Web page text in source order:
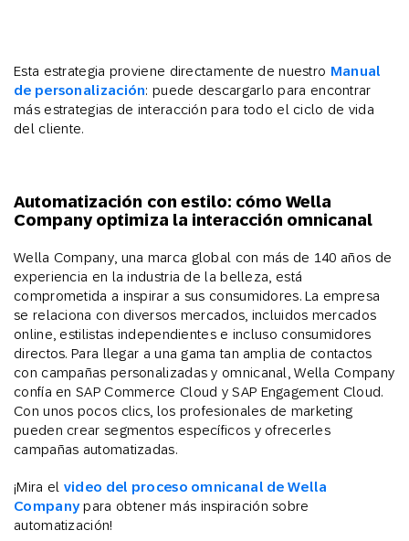
Esta estrategia proviene directamente de nuestro Manual
de personalización: puede descargarlo para encontrar
más estrategias de interacción para todo el ciclo de vida
del cliente.
Automatización con estilo: cómo Wella
Company optimiza la interacción omnicanal
Wella Company, una marca global con más de 140 años de
experiencia en la industria de la belleza, está
comprometida a inspirar a sus consumidores. La empresa
se relaciona con diversos mercados, incluidos mercados
online, estilistas independientes e incluso consumidores
directos. Para llegar a una gama tan amplia de contactos
con campañas personalizadas y omnicanal, Wella Company
confía en SAP Commerce Cloud y SAP Engagement Cloud.
Con unos pocos clics, los profesionales de marketing
pueden crear segmentos específicos y ofrecerles
campañas automatizadas.
¡Mira el video del proceso omnicanal de Wella
Companypara obtener más inspiración sobre
automatización!